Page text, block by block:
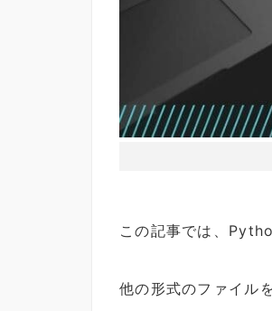
この記事では、
他の形式のファイル